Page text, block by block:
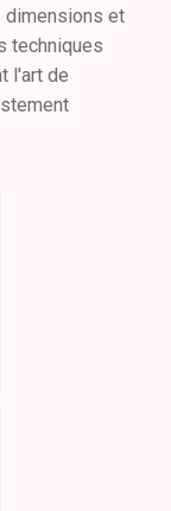
dimensions et
techniques
l'art de